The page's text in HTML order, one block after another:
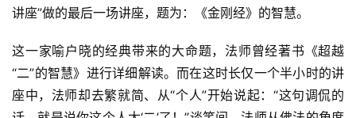
讲座”做的最后一场讲座，题为：《金刚经》的智慧。
这一家喻户晓的经典带来的大命题，法师曾经著书《超越
“二”的智慧》进行详细解读。而在这时长仅一个半小时的讲
座中，法师却去繁就简、从“个人”开始说起：“这句调侃的